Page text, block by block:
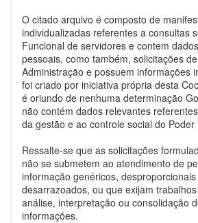
O citado arquivo é composto de
individualizadas referentes a consultas
Funcional de servidores e contem
pessoais, como também, solicitações
Administração e possuem informações
foi criado por iniciativa própria desta
é oriundo de nenhuma determinação
não contém dados relevantes
da gestão e ao controle social do Poder
Ressalte-se que as solicitações
não se submetem ao atendimento de
informação genéricos, desproporcionais
desarrazoados, ou que exijam
análise, interpretação ou consolidação
informações.